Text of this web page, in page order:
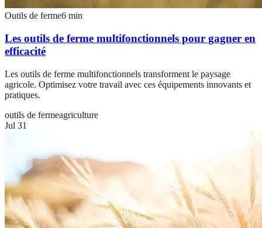
Outils de ferme6 min
Les outils de ferme multifonctionnels pour gagner en
efficacité
Les outils de ferme multifonctionnels transforment le paysage
agricole. Optimisez votre travail avec ces équipements innovants et
pratiques.
outils de fermeagriculture
Jul 31